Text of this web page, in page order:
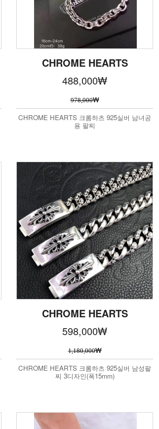
CHROME HEARTS
488,000₩
978,000₩
CHROME HEARTS 크롬하츠 925실버 남녀공
용 팔찌
CHROME HEARTS
598,000₩
1,180,000₩
CHROME HEARTS 크롬하츠 925실버 남성팔
찌 3디자인(폭15mm)